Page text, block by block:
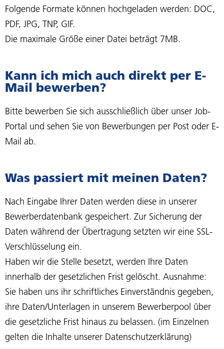
Folgende Formate können hochgeladen werden: DOC,
PDF, JPG, TNP, GIF.
Die maximale Größe einer Datei beträgt 7MB.
Kann ich mich auch direkt per E-
Mail bewerben?
Bitte bewerben Sie sich ausschließlich über unser Job-
Portal und sehen Sie von Bewerbungen per Post oder E-
Mail ab.
Was passiert mit meinen Daten?
Nach Eingabe Ihrer Daten werden diese in unserer
Bewerberdatenbank gespeichert. Zur Sicherung der
Daten während der Übertragung setzten wir eine SSL-
Verschlüsselung ein.
Haben wir die Stelle besetzt, werden Ihre Daten
innerhalb der gesetzlichen Frist gelöscht. Ausnahme:
Sie haben uns ihr schriftliches Einverständnis gegeben,
ihre Daten/Unterlagen in unserem Bewerberpool über
die gesetzliche Frist hinaus zu belassen. (im Einzelnen
gelten die Inhalte unserer Datenschutzerklärung)